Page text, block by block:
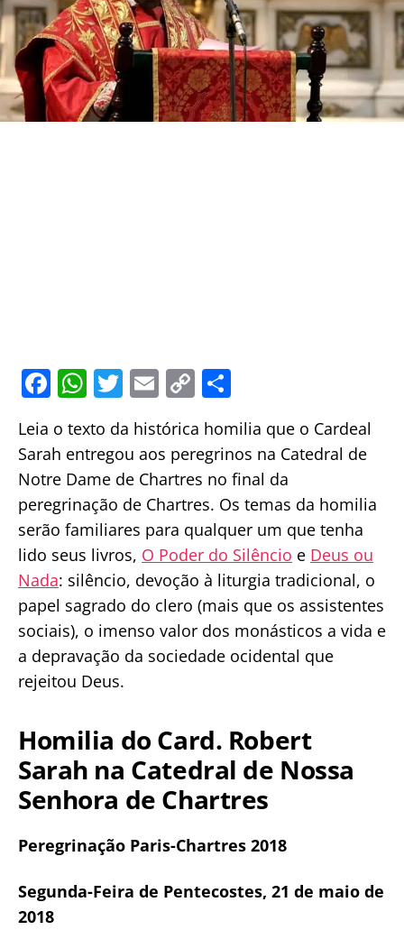
F
c
e
b
o
o
k
W
at
s
A
p
p
T
w
itt
er
E
m
ai
l
C
o
p
y
Li
n
k
h
ar
e
Leia o texto da histórica homilia que o Cardeal
Sarah entregou aos peregrinos na Catedral de
Notre Dame de Chartres no final da
peregrinação de Chartres. Os temas da homilia
serão familiares para qualquer um que tenha
lido seus livros, O Poder do Silêncio e Deus ou
Nada: silêncio, devoção à liturgia tradicional, o
papel sagrado do clero (mais que os assistentes
sociais), o imenso valor dos monásticos a vida e
a depravação da sociedade ocidental que
rejeitou Deus.
Homilia do Card. Robert
Sarah na Catedral de Nossa
Senhora de Chartres
Peregrinação Paris-Chartres 2018
Segunda-Feira de Pentecostes, 21 de maio de
2018